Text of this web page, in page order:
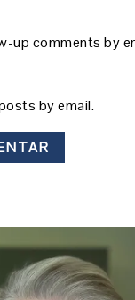
up comments by
by email.